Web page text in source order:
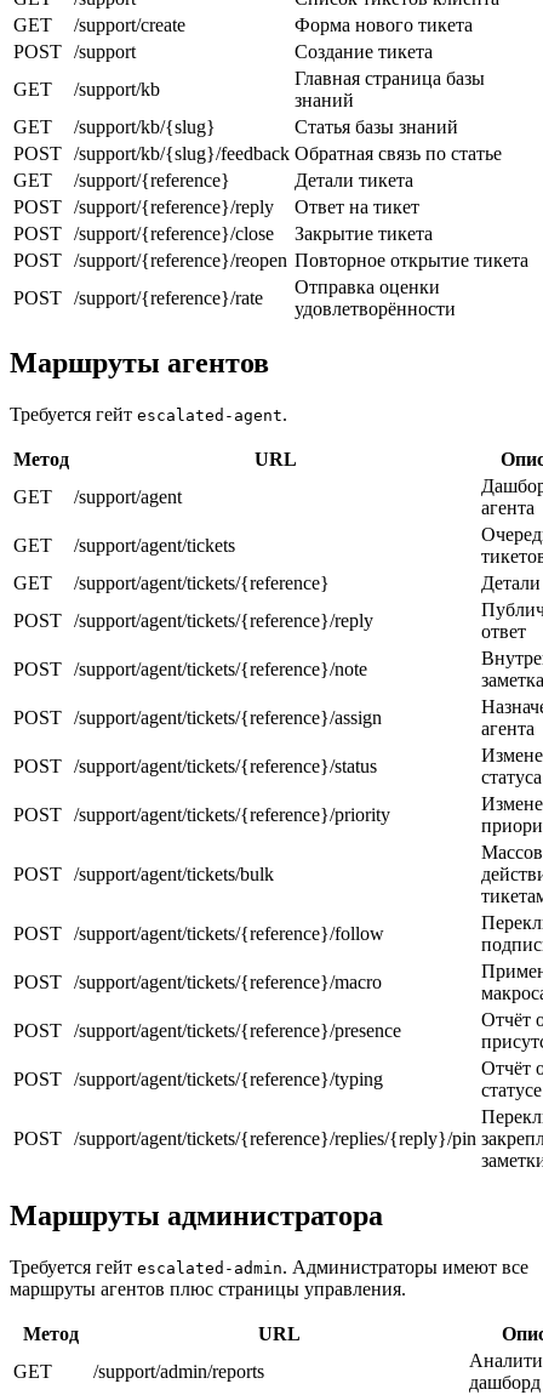
GET
/support/create
Форма нового тикета
POST /support
Создание тикета
GET
/support/kb
Главная страница базы
знаний
GET
/support/kb/{slug}
Статья базы знаний
POST /support/kb/{slug}/feedback Обратная связь по статье
GET
/support/{reference}
Детали тикета
POST /support/{reference}/reply
Ответ на тикет
POST /support/{reference}/close
Закрытие тикета
POST /support/{reference}/reopen Повторное открытие тикета
POST /support/{reference}/rate
Отправка оценки
удовлетворённости
Маршруты агентов
Требуется гейт escalated-agent.
Метод URL
GET
/support/agent
агента
GET
/support/agent/tickets
GET
/support/agent/tickets/{reference}
POST /support/agent/tickets/{reference}/reply
ответ
POST /support/agent/tickets/{reference}/note
заметка
POST /support/agent/tickets/{reference}/assign
агента
POST /support/agent/tickets/{reference}/status
статуса
POST /support/agent/tickets/{reference}/priority
POST /support/agent/tickets/bulk
POST /support/agent/tickets/{reference}/follow
POST /support/agent/tickets/{reference}/macro
POST /support/agent/tickets/{reference}/presence
Отчёт
POST /support/agent/tickets/{reference}/typing
Отчёт
POST /support/agent/tickets/{reference}/replies/{reply}/pin
Маршруты администратора
Требуется гейт escalated-admin. Администраторы имеют все
маршруты агентов плюс страницы управления.
Метод URL
GET
/support/admin/reports
дашборд